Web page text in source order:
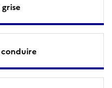
conduire